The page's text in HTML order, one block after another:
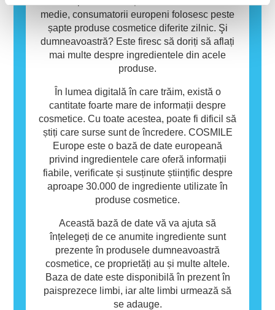
medie, consumatorii europeni folosesc peste
șapte produse cosmetice diferite zilnic. Şi
dumneavoastră? Este firesc să doriți să aflați
mai multe despre ingredientele din acele
produse.
În lumea digitală în care trăim, există o
cantitate foarte mare de informații despre
cosmetice. Cu toate acestea, poate fi dificil să
știți care surse sunt de încredere. COSMILE
Europe este o bază de date europeană
privind ingredientele care oferă informații
fiabile, verificate și susținute științific despre
aproape 30.000 de ingrediente utilizate în
produse cosmetice.
Această bază de date vă va ajuta să
înțelegeți de ce anumite ingrediente sunt
prezente în produsele dumneavoastră
cosmetice, ce proprietăți au și multe altele.
Baza de date este disponibilă în prezent în
paisprezece limbi, iar alte limbi urmează să
se adauge.